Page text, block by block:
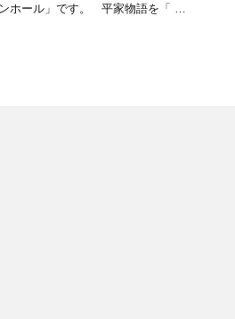
ホール」です。 平家物語を「 …